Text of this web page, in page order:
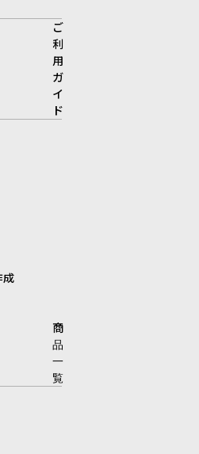
ご
利
用
ガ
イ
ド
成
商
品
一
覧